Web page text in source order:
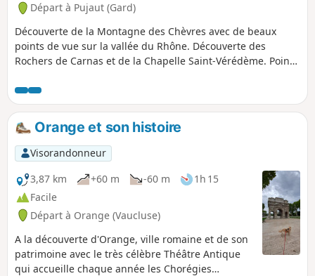
Départ à Pujaut (Gard)
Découverte de la Montagne des Chèvres avec de beaux
points de vue sur la vallée du Rhône. Découverte des
Rochers de Carnas et de la Chapelle Saint-Vérédème. Points
village.
Orange et son histoire
Visorandonneur
3,87 km
+60 m -60 m
1h 15
Facile
Départ à Orange (Vaucluse)
A la découverte d'Orange, ville romaine et de son
patrimoine avec le très célèbre Théâtre Antique
qui accueille chaque année les Chorégies